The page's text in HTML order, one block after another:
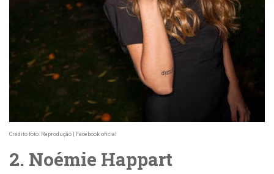
Crédito foto: Reprodução | Facebook oficial
2. Noémie Happart